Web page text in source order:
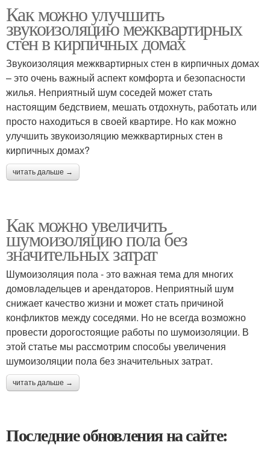
Как можно улучшить
звукоизоляцию межквартирных
стен в кирпичных домах
Звукоизоляция межквартирных стен в кирпичных домах
– это очень важный аспект комфорта и безопасности
жилья. Неприятный шум соседей может стать
настоящим бедствием, мешать отдохнуть, работать или
просто находиться в своей квартире. Но как можно
улучшить звукоизоляцию межквартирных стен в
кирпичных домах?
читать дальше →
Как можно увеличить
шумоизоляцию пола без
значительных затрат
Шумоизоляция пола - это важная тема для многих
домовладельцев и арендаторов. Неприятный шум
снижает качество жизни и может стать причиной
конфликтов между соседями. Но не всегда возможно
провести дорогостоящие работы по шумоизоляции. В
этой статье мы рассмотрим способы увеличения
шумоизоляции пола без значительных затрат.
читать дальше →
Последние обновления на сайте: